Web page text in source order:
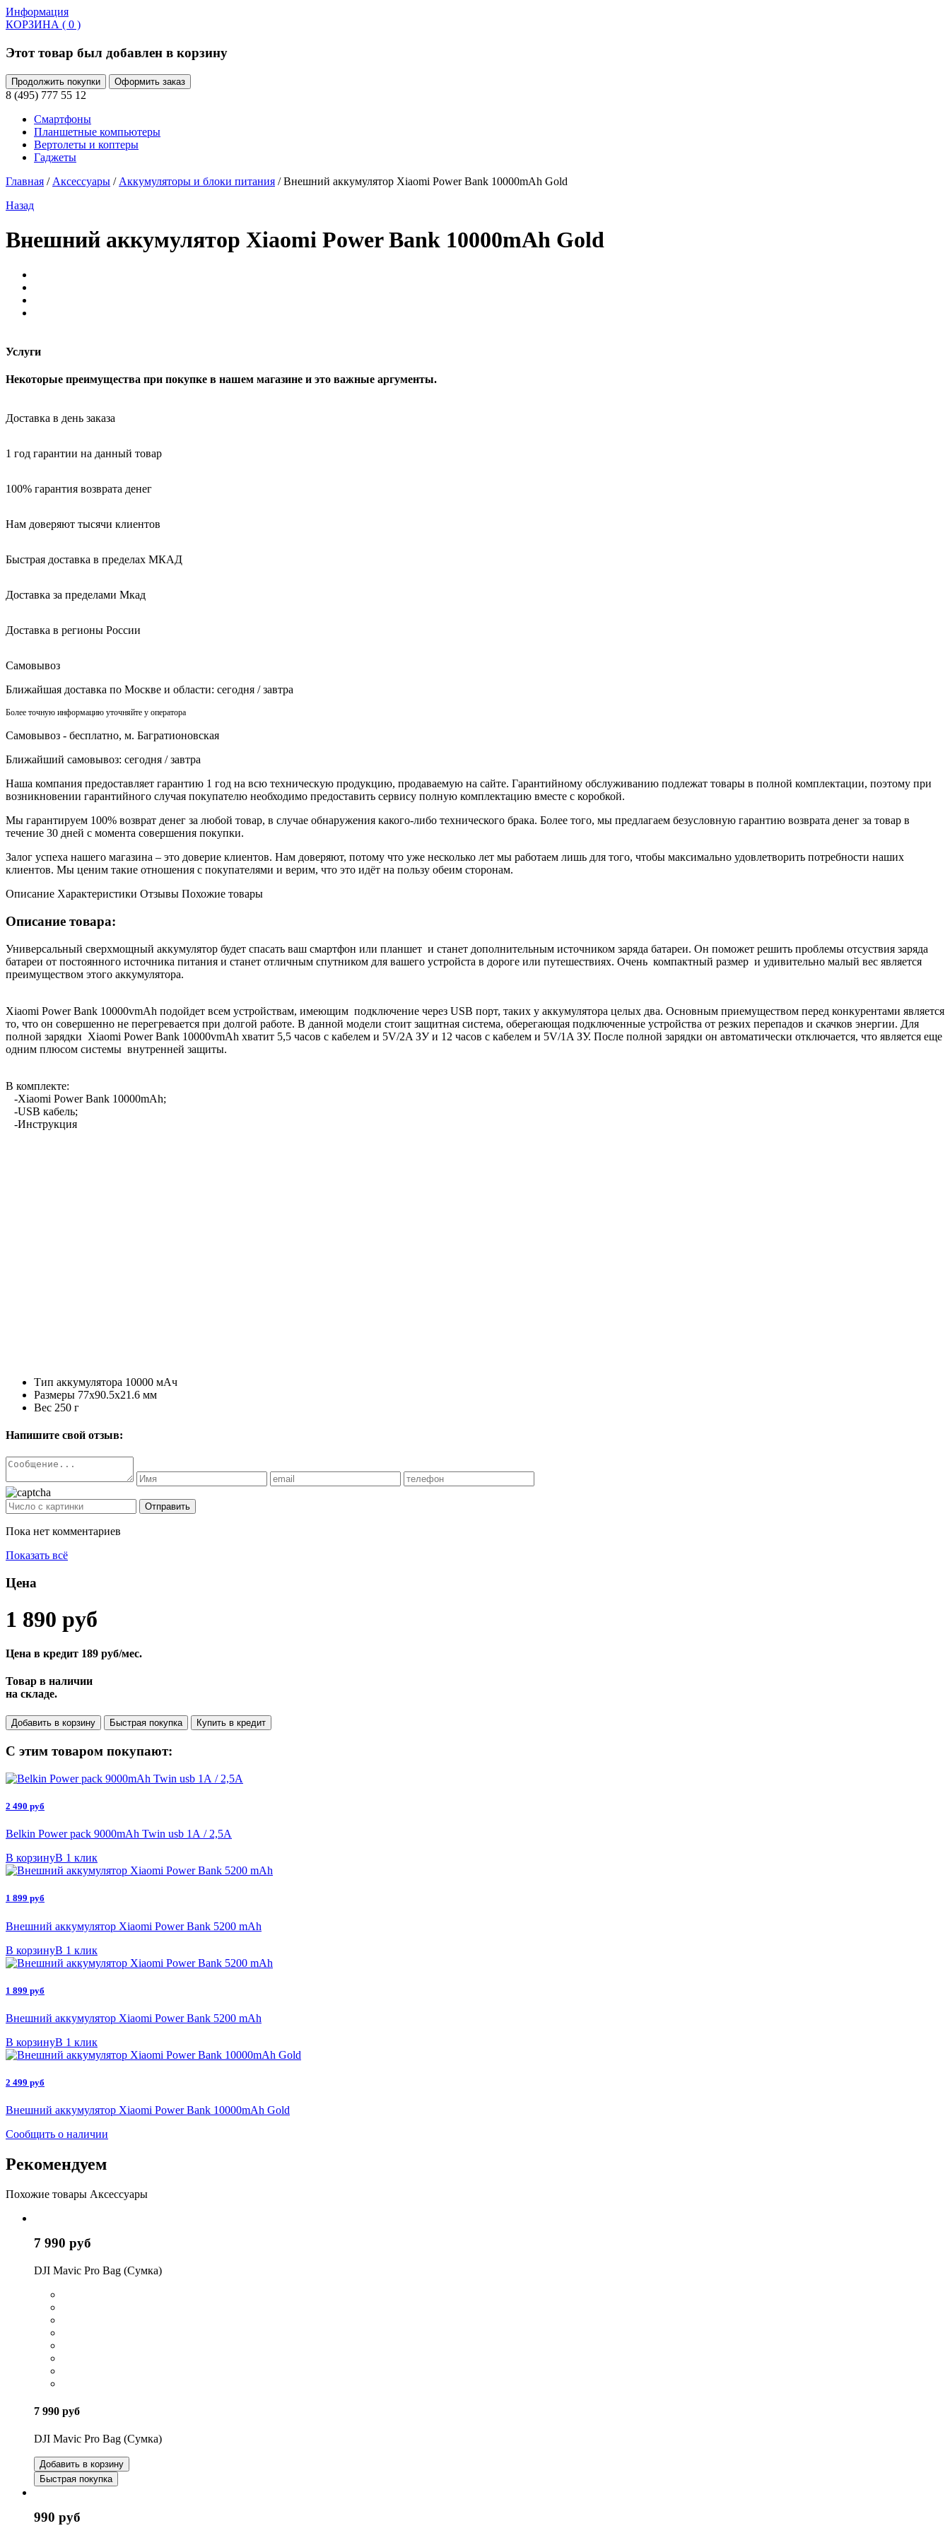
Информация
КОРЗИНА ( 0 )
Этот товар был добавлен в корзину
Продолжить покупки Оформить заказ
8 (495) 777 55 12
Смартфоны
Планшетные компьютеры
Вертолеты и коптеры
Гаджеты
Главная / Аксессуары / Аккумуляторы и блоки питания / Внешний аккумулятор Xiaomi Power Bank 10000mAh Gold
Назад
Внешний аккумулятор Xiaomi Power Bank 10000mAh Gold
Услуги
Некоторые преимущества при покупке в нашем магазине и это важные аргументы.
Доставка в день заказа
1 год гарантии на данный товар
100% гарантия возврата денег
Нам доверяют тысячи клиентов
Быстрая доставка в пределах МКАД
Доставка за пределами Мкад
Доставка в регионы России
Самовывоз
Ближайшая доставка по Москве и области: сегодня / завтра
Более точную информацию уточняйте у оператора
Самовывоз - бесплатно, м. Багратионовская
Ближайший самовывоз: сегодня / завтра
Наша компания предоставляет гарантию 1 год на всю техническую продукцию, продаваемую на сайте. Гарантийному обслуживанию подлежат товары в полной комплектации, поэтому при
возникновении гарантийного случая покупателю необходимо предоставить сервису полную комплектацию вместе с коробкой.
Мы гарантируем 100% возврат денег за любой товар, в случае обнаружения какого-либо технического брака. Более того, мы предлагаем безусловную гарантию возврата денег за товар в
течение 30 дней с момента совершения покупки.
Залог успеха нашего магазина – это доверие клиентов. Нам доверяют, потому что уже несколько лет мы работаем лишь для того, чтобы максимально удовлетворить потребности наших
клиентов. Мы ценим такие отношения с покупателями и верим, что это идёт на пользу обеим сторонам.
Описание Характеристики Отзывы Похожие товары
Описание товара:
Универсальный сверхмощный аккумулятор будет спасать ваш смартфон или планшет и станет дополнительным источником заряда батареи. Он поможет решить проблемы отсуствия заряда
батареи от постоянного источника питания и станет отличным спутником для вашего устройста в дороге или путешествиях. Очень компактный размер и удивительно малый вес является
преимуществом этого аккумулятора.
Xiaomi Power Bank 10000vmAh подойдет всем устройствам, имеющим подключение через USB порт, таких у аккумулятора целых два. Основным приемуществом перед конкурентами является
то, что он совершенно не перегревается при долгой работе. В данной модели стоит защитная система, оберегающая подключенные устройства от резких перепадов и скачков энергии. Для
полной зарядки Xiaomi Power Bank 10000vmAh хватит 5,5 часов с кабелем и 5V/2A ЗУ и 12 часов с кабелем и 5V/1A ЗУ. После полной зарядки он автоматически отключается, что является еще
одним плюсом системы внутренней защиты.
В комплекте:
-Xiaomi Power Bank 10000mAh;
-USB кабель;
-Инструкция
Тип аккумулятора 10000 мАч
Размеры 77x90.5x21.6 мм
Вес 250 г
Напишите свой отзыв:
Отправить
Пока нет комментариев
Показать всё
Цена
1 890 руб
Цена в кредит 189 руб/мес.
Товар в наличии
на складе.
Добавить в корзину Быстрая покупка Купить в кредит
С этим товаром покупают:
2 490 руб
Belkin Power pack 9000mAh Twin usb 1А / 2,5A
В корзинуВ 1 клик
1 899 руб
Внешний аккумулятор Xiaomi Power Bank 5200 mAh
В корзинуВ 1 клик
1 899 руб
Внешний аккумулятор Xiaomi Power Bank 5200 mAh
В корзинуВ 1 клик
2 499 руб
Внешний аккумулятор Xiaomi Power Bank 10000mAh Gold
Сообщить о наличии
Рекомендуем
Похожие товары Аксессуары
7 990 руб
DJI Mavic Pro Bag (Сумка)
7 990 руб
DJI Mavic Pro Bag (Сумка)
Добавить в корзину
Быстрая покупка
990 руб